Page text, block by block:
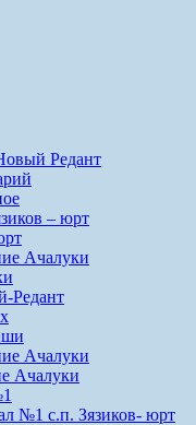
Редант
– юрт
Ачалуки
Редант
Ачалуки
Ачалуки
№1 с.п. Зязиков- юрт